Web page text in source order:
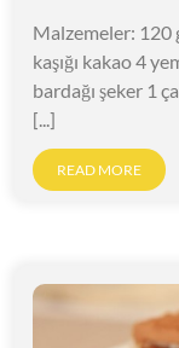
Malzemeler: 120
kaşığı kakao 4
bardağı şeker 1
[...]
READ MORE